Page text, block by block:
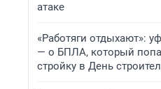
атаке
«Работяги отдыхают»:
— о БПЛА, который
стройку в День